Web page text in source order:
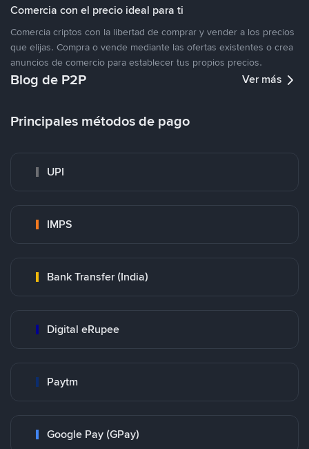
Comercia con el precio ideal para ti
Comercia criptos con la libertad de comprar y vender a los precios
que elijas. Compra o vende mediante las ofertas existentes o crea
anuncios de comercio para establecer tus propios precios.
Blog de P2P Ver más
Principales métodos de pago
UPI
IMPS
Bank Transfer (India)
Digital eRupee
Paytm
Google Pay (GPay)